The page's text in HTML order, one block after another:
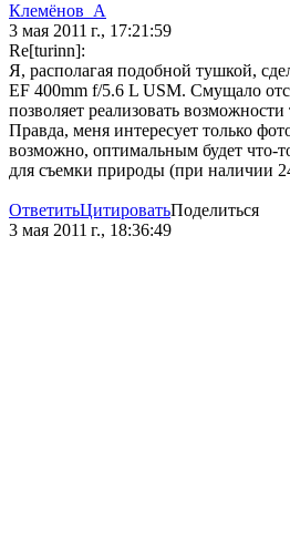
Клемёнов_А
3 мая 2011 г., 17:21:59
Re[turinn]:
Я, располагая подобной тушкой,
EF 400mm f/5.6 L USM. Смущало
позволяет реализовать возможности
Правда, меня интересует только
возможно, оптимальным будет что-
для съемки природы (при наличии
ОтветитьЦитироватьПоделиться
3 мая 2011 г., 18:36:49